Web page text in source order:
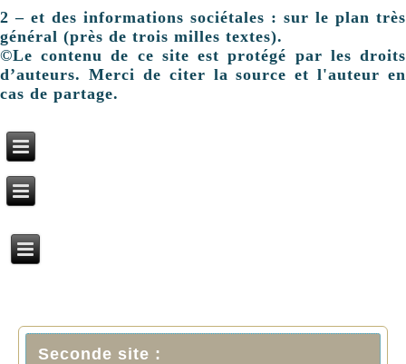
2 – et des informations sociétales : sur le plan très
général (près de trois milles textes).
©Le contenu de ce site est protégé par les droits
d’auteurs. Merci de citer la source et l'auteur en
cas de partage.
Seconde site :